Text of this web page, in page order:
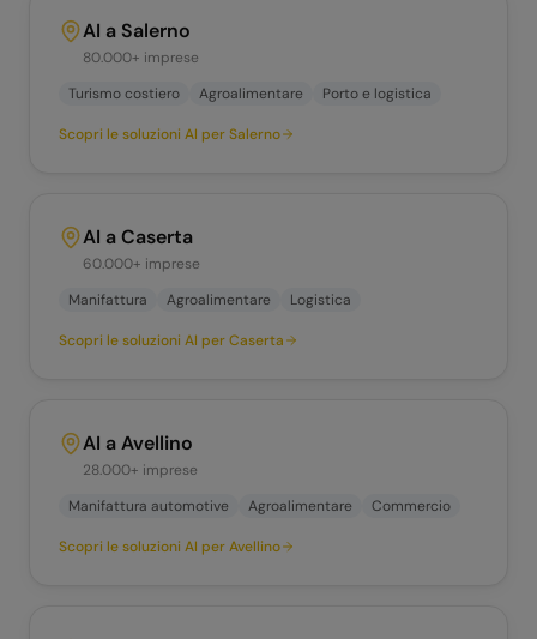
AI a Salerno
80.000+ imprese
Turismo costiero
Agroalimentare Porto e logistica
Scopri le soluzioni AI perSalerno
AI aCaserta
60.000+ imprese
Manifattura
Agroalimentare Logistica
Scopri le soluzioni AI perCaserta
AI aAvellino
28.000+ imprese
Manifattura automotive
Agroalimentare Commercio
Scopri le soluzioni AI perAvellino